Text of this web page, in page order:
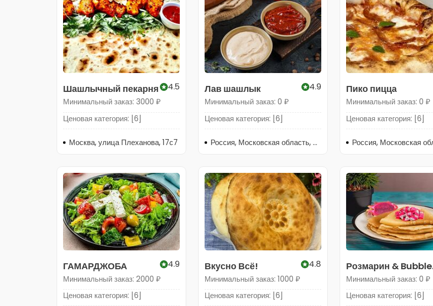
Шашлычный пекарня 4.5
Минимальный заказ: 3000 ₽
Ценовая категория: [6]
Москва, улица Плеханова, 17с7
Лав шашлык 4.9
Минимальный заказ: 0 ₽
Ценовая категория: [6]
Россия, Московская область, Щёлково, Пролетарский проспект, 9Б
Пико пицца
Минимальный заказ: 0 ₽
Ценовая категория: [6]
ГАМАРДЖОБА 4.9
Минимальный заказ: 2000 ₽
Ценовая категория: [6]
Вкусно Всё! 4.8
Минимальный заказ: 1000 ₽
Ценовая категория: [6]
Розмарин & Bubble
Tea
Минимальный заказ: 0 ₽
Ценовая категория: [6]